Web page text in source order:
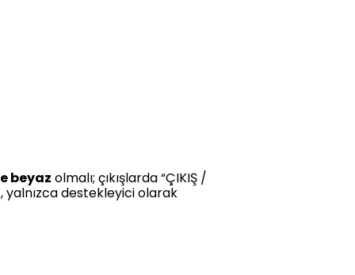
beyaz olmalı; çıkışlarda “ÇIKIŞ /
yalnızca destekleyici olarak